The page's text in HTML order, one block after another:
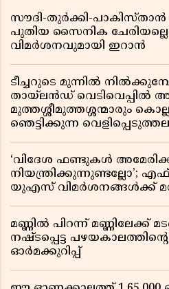
സൗദി-തുർക്കി-പാകിസ്താൻ
പുതിയ സൈനിക
വിമർശനവുമായി ഇറാൻ
ടീച്ചറുടെ മുന്നിൽ
തായ്‌ലൻഡ് വെടിവെപ്പിൽ
മുത്തശ്ശീമുത്തശ്ശന്മാരും
ഞെട്ടിക്കുന്ന
‘വിദേശ ഫണ്ടുകൾ
നിയന്ത്രിക്കുന്നുണ്ടല്ലോ’;
യുഎസ് വിമർശനങ്ങൾക്ക്
മണ്ണിൽ പിറന്ന് മണ്ണിലേക്ക്
നഷ്ടപ്പെട്ട
ഓർമക്കുറിപ്പ്